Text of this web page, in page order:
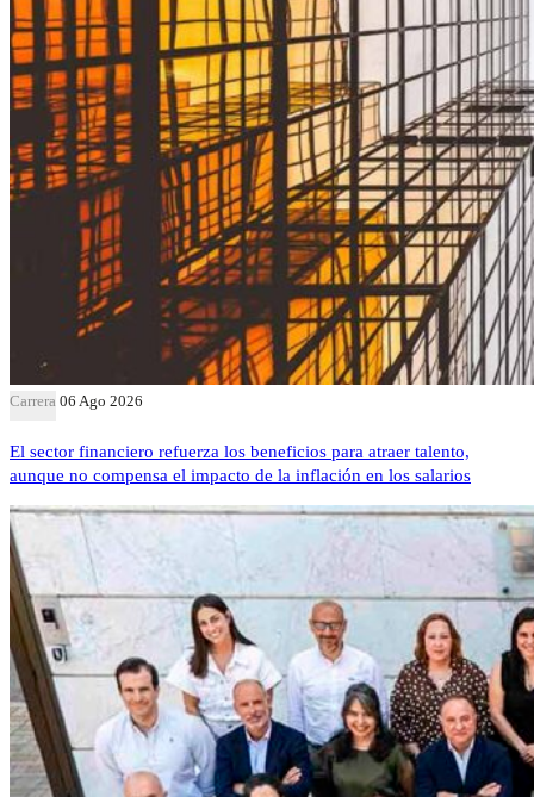
Carrera 06 Ago 2026
El sector financiero refuerza los beneficios para atraer talento,
aunque no compensa el impacto de la inflación en los salarios